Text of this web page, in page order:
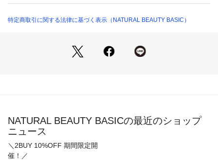
像をご参照ください。
商品番号：1100700000057 （モール）
特定商取引に関する法律に基づく表示（NATURAL BEAUTY BASIC）
NATURAL BEAUTY BASICの最近のショップ
ニュース
＼2BUY 10%OFF 期間限定開
催！／